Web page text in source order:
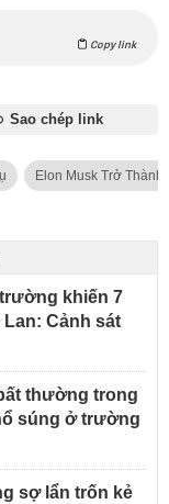
Copy link
Sao chép link
Elon Musk Trở Thành
khiến 7
Cảnh sát
thường trong
súng ở trường
sợ lẩn trốn kẻ